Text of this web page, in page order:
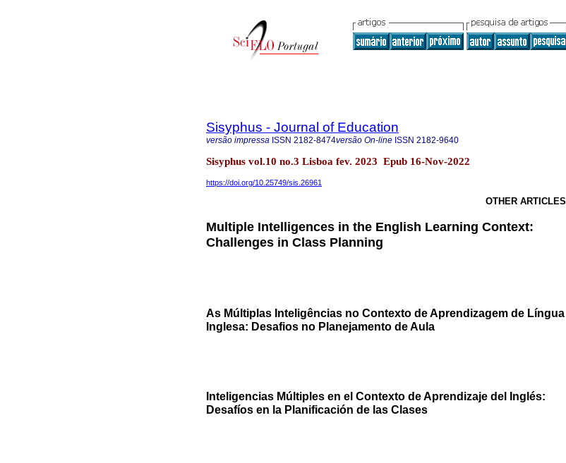
Sisyphus - Journal of Education
versão impressa ISSN 2182-8474versão On-line ISSN 2182-9640
Sisyphus vol.10 no.3 Lisboa fev. 2023 Epub 16-Nov-2022
https://doi.org/10.25749/sis.26961
OTHER ARTICLES
Multiple Intelligences in the English Learning Context:
Challenges in Class Planning
As Múltiplas Inteligências no Contexto de Aprendizagem de Língua
Inglesa: Desafios no Planejamento de Aula
Inteligencias Múltiples en el Contexto de Aprendizaje del Inglés:
Desafíos en la Planificación de las Clases